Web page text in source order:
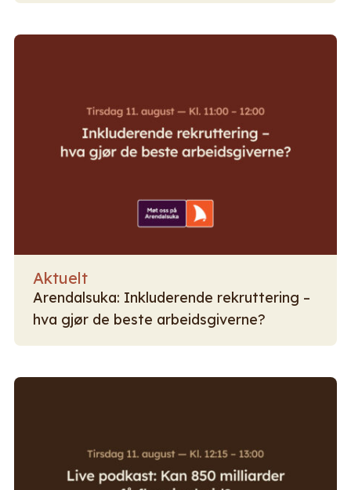
Aktuelt
Arendalsuka: Inkluderende rekruttering –
hva gjør de beste arbeidsgiverne?